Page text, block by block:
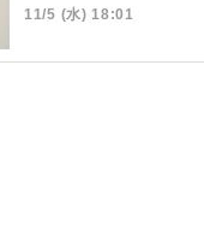
11/5 (水) 18:01